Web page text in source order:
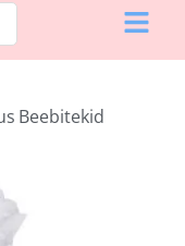
Beebitekid